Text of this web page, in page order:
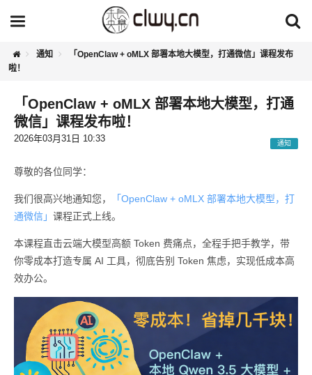
通知
「OpenClaw + oMLX 部署本地大模型，打通微信」课程发布
啦！
「OpenClaw + oMLX 部署本地大模型，打通
微信」课程发布啦！
通知
2026年03月31日 10:33
尊敬的各位同学：
我们很高兴地通知您，
「OpenClaw + oMLX 部署本地大模型，打
通微信」 课程正式上线。
本课程直击云端大模型高额 Token 费痛点，全程手把手教学，带
你零成本打造专属 AI 工具，彻底告别 Token 焦虑，实现低成本高
效办公。